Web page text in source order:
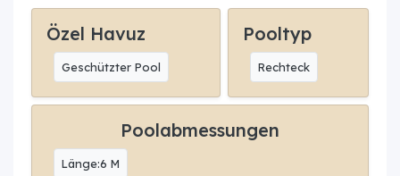
Özel Havuz
Geschützter Pool
Pooltyp
Rechteck
Poolabmessungen
Länge:6 M